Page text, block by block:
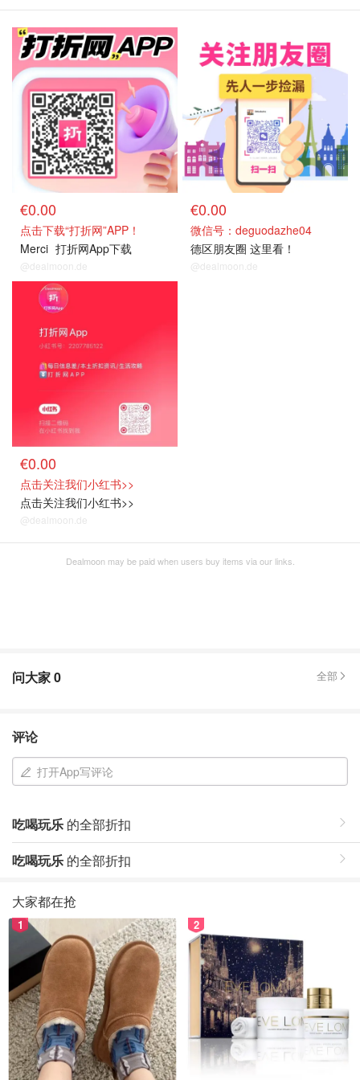
€0.00
点击下载“打折网”APP！
Merci 打折网App下载
@dealmoon.de
€0.00
微信号：deguodazhe04
德区朋友圈 这里看！
@dealmoon.de
€0.00
点击关注我们小红书>>
点击关注我们小红书>>
@dealmoon.de
Dealmoon may be paid when users buy items via our links.
问大家0 全部
评论
打开App写评论
吃喝玩乐 的全部折扣
吃喝玩乐 的全部折扣
大家都在抢
1 2